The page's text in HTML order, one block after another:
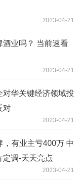
2023-04-21
酒业吗？ 当前速看
2023-04-21
对华关键经济领域投
对
2023-04-21
有业主亏400万 中
定调-天天亮点
2023-04-21